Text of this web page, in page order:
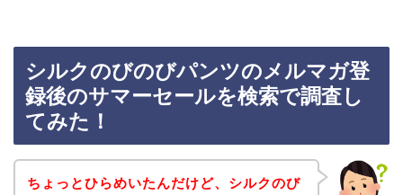
シルクのびのびパンツのメルマガ登
録後のサマーセールを検索で調査し
てみた！
ちょっとひらめいたんだけど、シルクのび